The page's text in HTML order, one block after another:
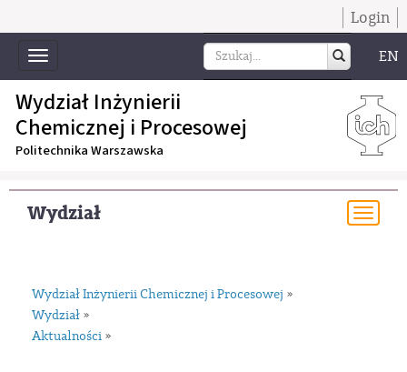
Login
Toggle
navigation
EN
Wydział Inżynierii
Chemicznej i Procesowej
Politechnika Warszawska
Wydział
Wydział Inżynierii Chemicznej i Procesowej »
Wydział »
Aktualności »